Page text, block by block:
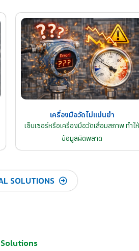
เครื่องมือวัดไม่แม่นยำ
เซ็นเซอร์หรือเครื่องมือวัดเสื่อมสภาพ ทำให้
ข้อมูลผิดพลาด
SOLUTIONS